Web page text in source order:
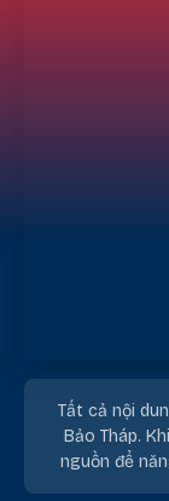
Tất cả nội
Bảo Tháp.
nguồn để